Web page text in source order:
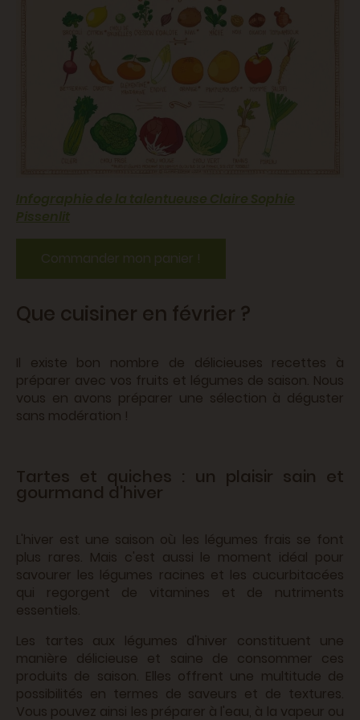
Infographie de la talentueuse Claire Sophie
Pissenlit
Commander mon panier !
Que cuisiner en février ?
Il existe bon nombre de délicieuses recettes à
préparer avec vos fruits et légumes de saison. Nous
vous en avons préparer une sélection à déguster
sans modération !
Tartes et quiches : un plaisir sain et
gourmand d'hiver
L'hiver est une saison où les légumes frais se font
plus rares. Mais c'est aussi le moment idéal pour
savourer les légumes racines et les cucurbitacées
qui regorgent de vitamines et de nutriments
essentiels.
Les tartes aux légumes d'hiver constituent une
manière délicieuse et saine de consommer ces
produits de saison. Elles offrent une multitude de
possibilités en termes de saveurs et de textures.
Vous pouvez ainsi les préparer à l'eau, à la vapeur ou